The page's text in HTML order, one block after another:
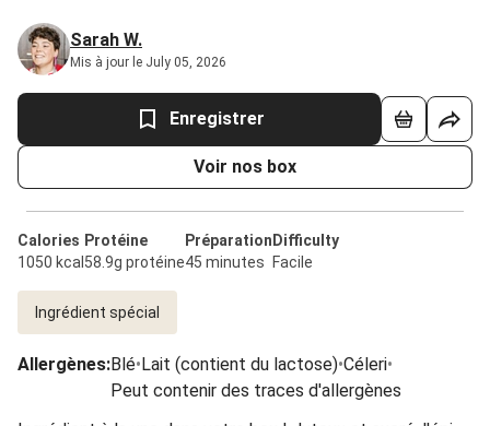
Sarah W.
Mis à jour le July 05, 2026
Enregistrer
Voir nos box
Calories
1050 kcal
Protéine
58.9g protéine
Préparation
45 minutes
Difficulty
Facile
Ingrédient spécial
Allergènes:Blé•Lait (contient du lactose)•Céleri•
Peut contenir des traces d'allergènes